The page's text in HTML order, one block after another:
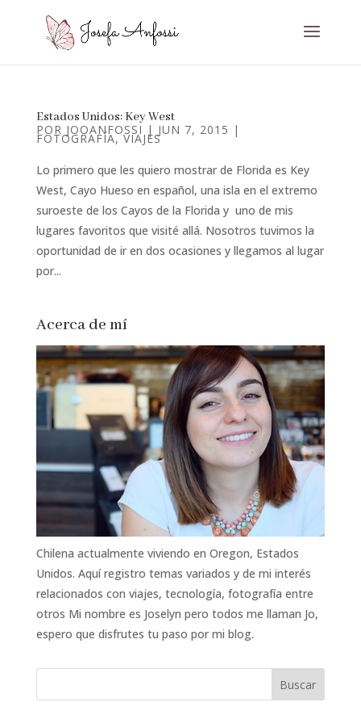
Estados Unidos: Key West
POR JOOANFOSSI | JUN 7, 2015 |
FOTOGRAFÍA,VIAJES
Lo primero que les quiero mostrar de Florida es Key
West, Cayo Hueso en español, una isla en el extremo
suroeste de los Cayos de la Florida y uno de mis
lugares favoritos que visité allá. Nosotros tuvimos la
oportunidad de ir en dos ocasiones y llegamos al lugar
por...
Acerca de mí
Chilena actualmente viviendo en Oregon, Estados
Unidos. Aquí registro temas variados y de mi interés
relacionados con viajes, tecnología, fotografía entre
otros Mi nombre es Joselyn pero todos me llaman Jo,
espero que disfrutes tu paso por mi blog.